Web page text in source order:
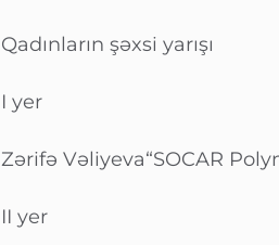
Qadınların şəxsi yarışı
I yer
Zərifə Vəliyeva“SOCAR
II yer